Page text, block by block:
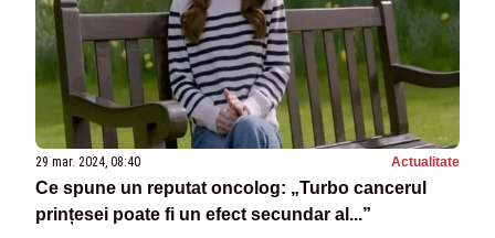
29 mar. 2024, 08:40 Actualitate
Ce spune un reputat oncolog: „Turbo cancerul
prințesei poate fi un efect secundar al...”